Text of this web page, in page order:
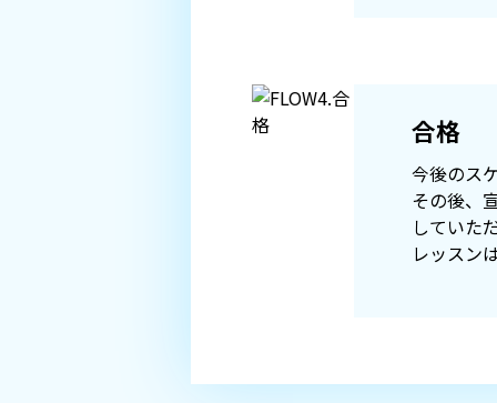
合格
今後のス
その後、
していた
レッスン